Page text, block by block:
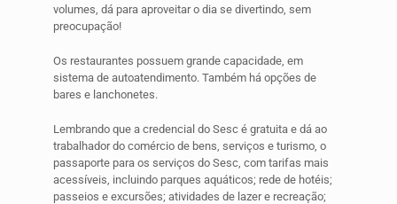
volumes, dá para aproveitar o dia se divertindo, sem
preocupação!
Os restaurantes possuem grande capacidade, em
sistema de autoatendimento. Também há opções de
bares e lanchonetes.
Lembrando que a credencial do Sesc é gratuita e dá ao
trabalhador do comércio de bens, serviços e turismo, o
passaporte para os serviços do Sesc, com tarifas mais
acessíveis, incluindo parques aquáticos; rede de hotéis;
passeios e excursões; atividades de lazer e recreação;